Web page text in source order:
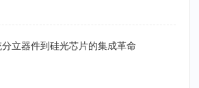
立器件到硅光芯片的集成革命